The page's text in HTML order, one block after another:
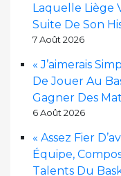
Laquelle Liège
Suite De Son
7 Août 2026
« J’aimerais
De Jouer Au
Gagner Des
6 Août 2026
« Assez Fier
Équipe,
Talents Du